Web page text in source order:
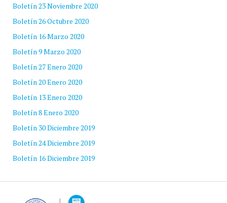
Boletín 23 Noviembre 2020
Boletín 26 Octubre 2020
Boletín 16 Marzo 2020
Boletín 9 Marzo 2020
Boletín 27 Enero 2020
Boletín 20 Enero 2020
Boletín 13 Enero 2020
Boletín 8 Enero 2020
Boletín 30 Diciembre 2019
Boletín 24 Diciembre 2019
Boletín 16 Diciembre 2019